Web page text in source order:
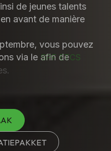
de jeunes talents
avant de manière
vous pouvez
via le afin de